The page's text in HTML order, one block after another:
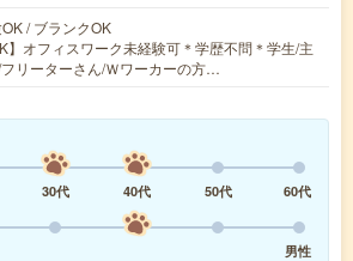
/ ブランクOK
】オフィスワーク未経験可＊学歴不問＊学生/主
リーターさん/Ｗワーカーの方…
30代 40代 50代
60代
男性